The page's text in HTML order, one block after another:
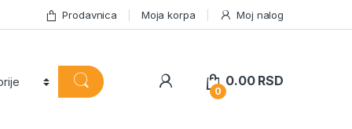
Prodavnica Moja korpa Moj nalog
0
0.00 RSD